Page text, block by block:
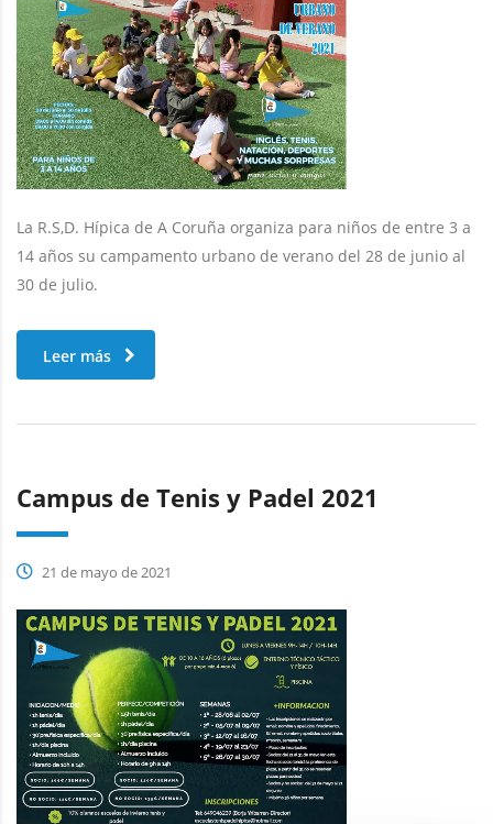
La R.S,D. Hípica de A Coruña organiza para niños de entre 3 a
14 años su campamento urbano de verano del 28 de junio al
30 de julio.
Leer más
Campus de Tenis y Padel 2021
21 de mayo de 2021